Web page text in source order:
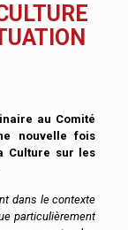
au Comité
nouvelle fois
Culture sur les
dans le contexte
particulièrement